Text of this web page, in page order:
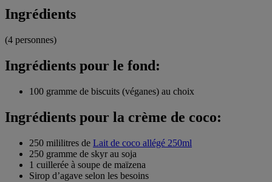
Ingrédients
(4 personnes)
Ingrédients pour le fond:
100 gramme de biscuits (véganes) au choix
Ingrédients pour la crème de coco:
250 mililitres de Lait de coco allégé 250ml
250 gramme de skyr au soja
1 cuillerée à soupe de maïzena
Sirop d’agave selon les besoins